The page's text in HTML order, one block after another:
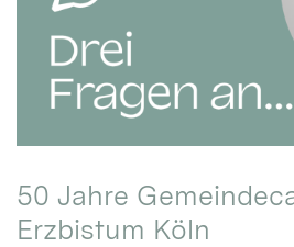
50 Jahre
Erzbistum Köln